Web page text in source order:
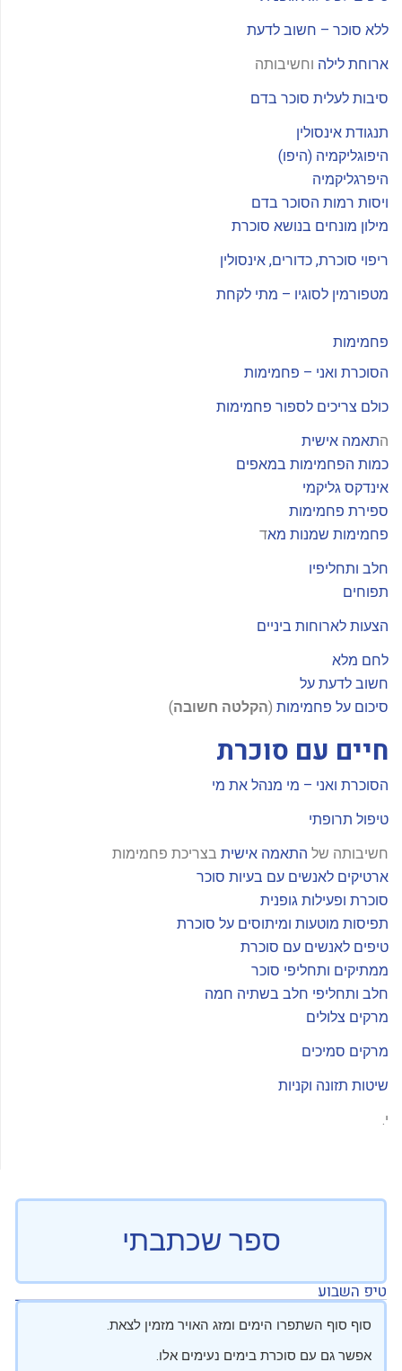
ללא סוכר – חשוב לדעת
ארוחת לילה וחשיבותה
סיבות לעלית סוכר בדם
תנגודת אינסולין
היפוגליקמיה (היפו)
היפרגליקמיה
ויסות רמות הסוכר בדם
מילון מונחים בנושא סוכרת
ריפוי סוכרת, כדורים, אינסולין
מטפורמין לסוגיו – מתי לקחת
פחמימות
הסוכרת ואני – פחמימות
כולם צריכים לספור פחמימות
התאמה אישית
כמות הפחמימות במאפים
אינדקס גליקמי
ספירת פחמימות
פחמימות שמנות מאד
חלב ותחליפיו
תפוחים
הצעות לארוחות ביניים
לחם מלא
חשוב לדעת על
סיכום על פחמימות (הקלטה חשובה)
חיים עם סוכרת
הסוכרת ואני – מי מנהל את מי
טיפול תרופתי
חשיבותה של התאמה אישית בצריכת פחמימות
ארטיקים לאנשים עם בעיות סוכר
סוכרת ופעילות גופנית
תפיסות מוטעות ומיתוסים על סוכרת
טיפים לאנשים עם סוכרת
ממתיקים ותחליפי סוכר
חלב ותחליפי חלב בשתיה חמה
מרקים צלולים
מרקים סמיכים
שיטות תזונה וקניות
י.
ספר שכתבתי
טיפ השבוע
סוף סוף השתפרו הימים ומזג האויר מזמין לצאת.
אפשר גם עם סוכרת בימים נעימים אלו.